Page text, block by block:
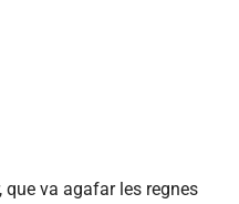
que va agafar les regnes